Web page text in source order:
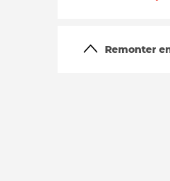
Remonter